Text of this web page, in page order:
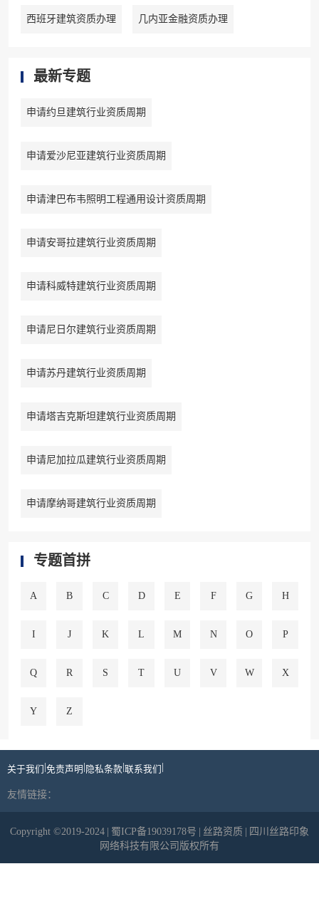
西班牙建筑资质办理 几内亚金融资质办理
最新专题
申请约旦建筑行业资质周期
申请爱沙尼亚建筑行业资质周期
申请津巴布韦照明工程通用设计资质周期
申请安哥拉建筑行业资质周期
申请科威特建筑行业资质周期
申请尼日尔建筑行业资质周期
申请苏丹建筑行业资质周期
申请塔吉克斯坦建筑行业资质周期
申请尼加拉瓜建筑行业资质周期
申请摩纳哥建筑行业资质周期
专题首拼
A B C D E F G H
I J K L M N O P
Q R S T U V W X
Y Z
关于我们 免责声明 隐私条款 联系我们
友情链接：
Copyright ©2019-2024 蜀ICP备19039178号 丝路资质
四川丝路印象
网络科技有限公司版权所有